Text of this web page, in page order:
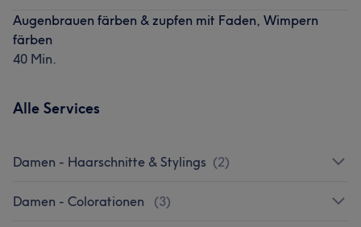
Augenbrauen färben & zupfen mit Faden, Wimpern
färben
40 Min.
Alle Services
Damen - Haarschnitte & Stylings (2)
Damen - Colorationen (3)